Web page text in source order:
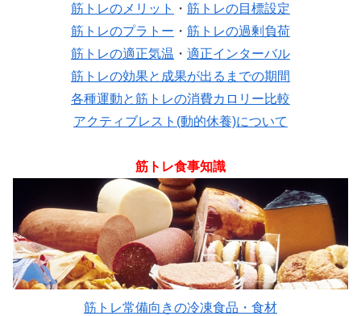
筋トレのメリット
・ 筋トレの目標設定
筋トレのプラトー ・ 筋トレの過剰負荷
筋トレの適正気温 ・ 適正インターバル
筋トレの効果と成果が出るまでの期間
各種運動と筋トレの消費カロリー比較
アクティブレスト(動的休養)について
筋トレ食事知識
筋トレ常備向きの冷凍食品・食材